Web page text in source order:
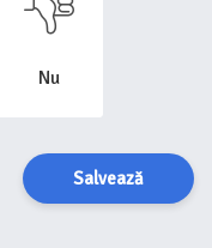
Nu
Salvează